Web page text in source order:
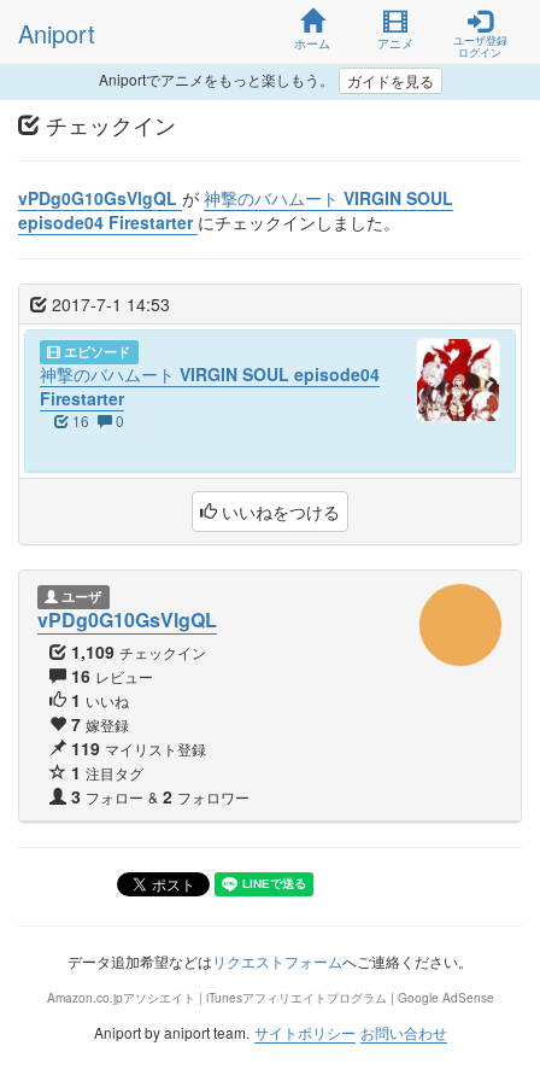
Aniport ホーム アニメ
ユーザ登録
ログイン
Aniportでアニメをもっと楽しもう。 ガイドを見る
チェックイン
vPDg0G10GsVlgQL が 神撃のバハムート VIRGIN SOUL
episode04 Firestarter にチェックインしました。
2017-7-1 14:53
エピソード
神撃のバハムート VIRGIN SOUL episode04
Firestarter
16 0
いいねをつける
ユーザ
vPDg0G10GsVlgQL
1,109 チェックイン
16 レビュー
1 いいね
7 嫁登録
119 マイリスト登録
1 注目タグ
3 フォロー & 2 フォロワー
データ追加希望などはリクエストフォームへご連絡ください。
Amazon.co.jpアソシエイト | iTunesアフィリエイトプログラム | Google AdSense
Aniport by aniport team. サイトポリシー お問い合わせ